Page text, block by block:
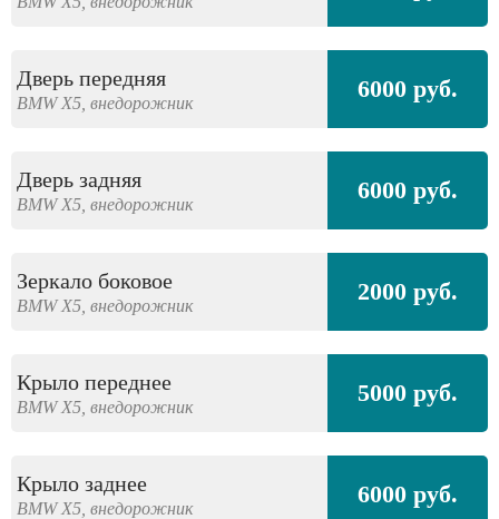
Дверь передняя
BMWX5, внедорожник 6000 руб.
Дверь задняя
BMWX5, внедорожник 6000 руб.
Зеркало боковое
BMWX5, внедорожник 2000 руб.
Крыло переднее
BMWX5, внедорожник 5000 руб.
Крыло заднее
BMWX5, внедорожник 6000 руб.